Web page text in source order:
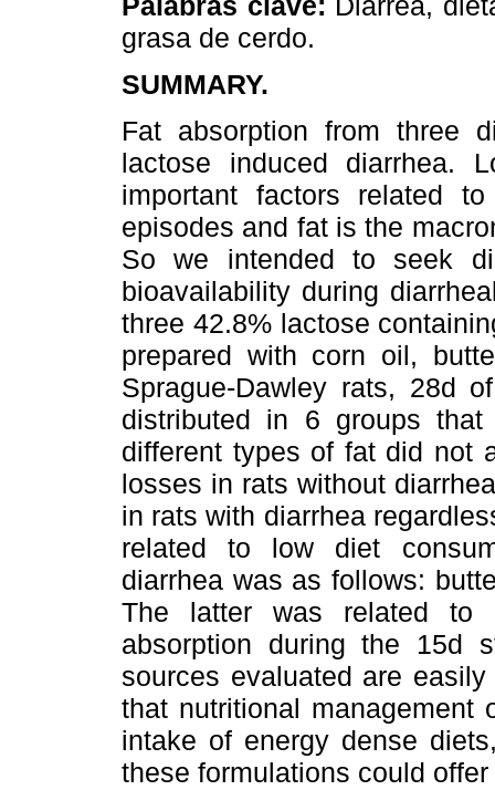
grasa de cerdo.
SUMMARY.
Fat absorption from three
lactose induced diarrhea.
important factors related
episodes and fat is the
So we intended to seek
bioavailability during
three 42.8% lactose
prepared with corn oil,
Sprague-Dawley rats, 28d
distributed in 6 groups
different types of fat did not
losses in rats without
in rats with diarrhea
related to low diet
diarrhea was as follows:
The latter was related to
absorption during the 15d
sources evaluated are
that nutritional management
intake of energy dense
these formulations could